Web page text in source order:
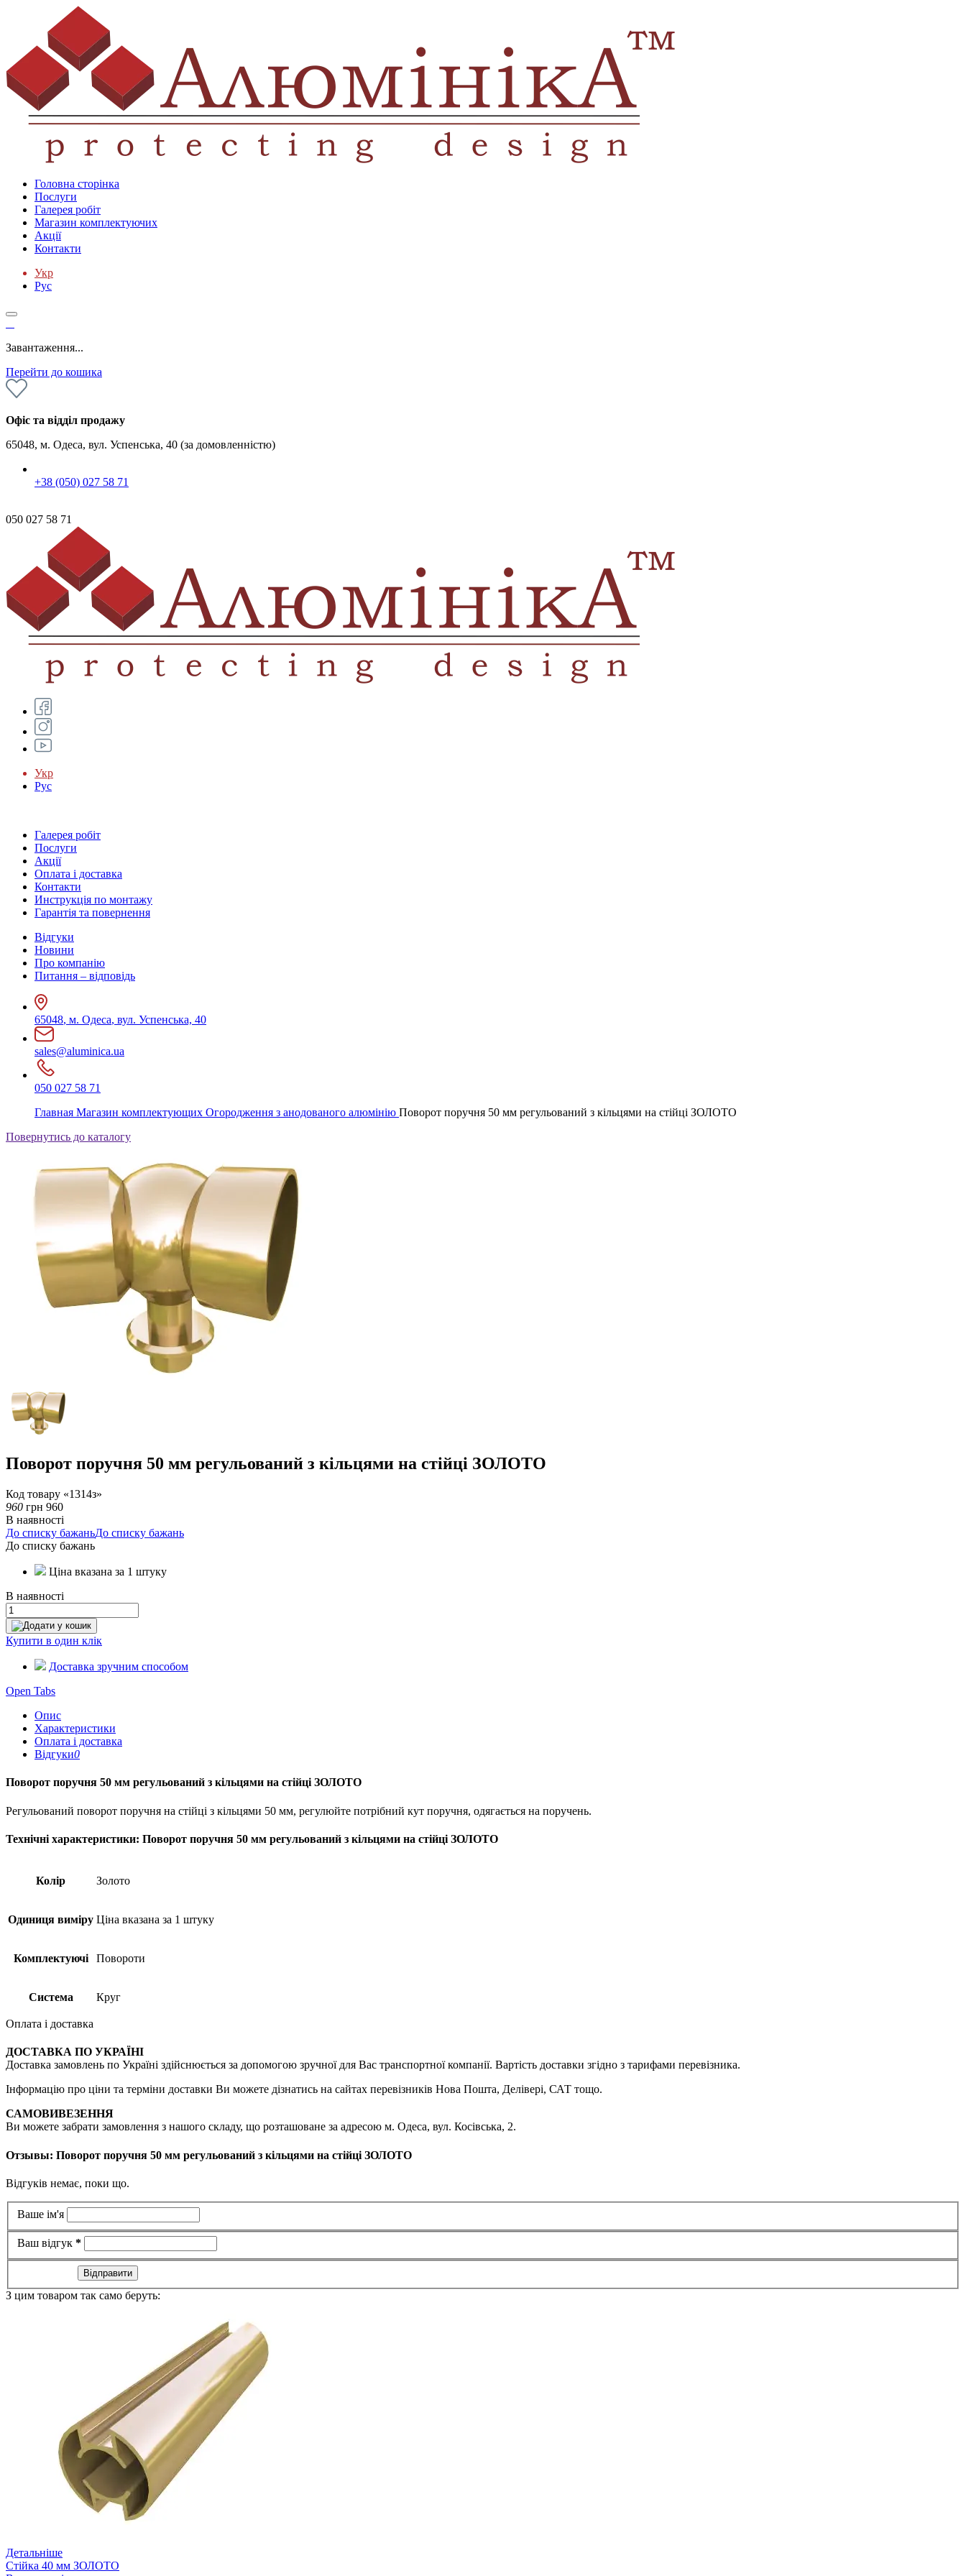
Головна сторінка
Послуги
Галерея робіт
Магазин комплектуючих
Акції
Контакти
Укр
Рус
Завантаження...
Перейти до кошика
Офіс та відділ продажу
65048, м. Одеса, вул. Успенська, 40 (за домовленністю)
+38 (050) 027 58 71
050 027 58 71
Укр
Рус
Галерея робіт
Послуги
Акції
Оплата і доставка
Контакти
Инструкція по монтажу
Гарантія та повернення
Відгуки
Новини
Про компанію
Питання – відповідь
65048, м. Одеса, вул. Успенська, 40
sales@aluminica.ua
050 027 58 71
Главная Магазин комплектующих Огородження з анодованого алюмінію Поворот поручня 50 мм регульований з кільцями на стійці ЗОЛОТО
Повернутись до каталогу
Поворот поручня 50 мм регульований з кільцями на стійці ЗОЛОТО
Код товару «1314з»
960 грн 960
В наявності
До списку бажаньДо списку бажань
До списку бажань
Ціна вказана за 1 штуку
В наявності
Додати у кошик
Купити в один клік
Доставка зручним способом
Open Tabs
Опис
Характеристики
Оплата і доставка
Відгуки0
Поворот поручня 50 мм регульований з кільцями на стійці ЗОЛОТО
Регульований поворот поручня на стійці з кільцями 50 мм, регулюйте потрібний кут поручня, одягається на поручень.
Технічні характеристики: Поворот поручня 50 мм регульований з кільцями на стійці ЗОЛОТО
Колір Золото
Одиниця виміру Ціна вказана за 1 штуку
Комплектуючі Повороти
Система Круг
Оплата і доставка
ДОСТАВКА ПО УКРАЇНІ
Доставка замовлень по Україні здійснюється за допомогою зручної для Вас транспортної компанії. Вартість доставки згідно з тарифами перевізника.
Інформацію про ціни та терміни доставки Ви можете дізнатись на сайтах перевізників Нова Пошта, Делівері, САТ тощо.
САМОВИВЕЗЕННЯ
Ви можете забрати замовлення з нашого складу, що розташоване за адресою м. Одеса, вул. Косівська, 2.
Отзывы: Поворот поручня 50 мм регульований з кільцями на стійці ЗОЛОТО
Відгуків немає, поки що.
Ваше ім'я
Ваш відгук *
Відправити
З цим товаром так само беруть:
Детальніше
Стійка 40 мм ЗОЛОТО